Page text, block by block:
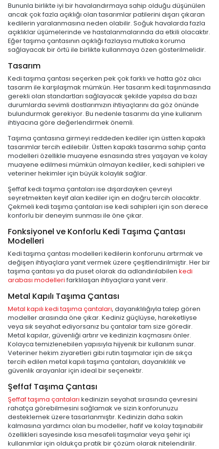
Bununla birlikte iyi bir havalandırmaya sahip olduğu düşünülen
ancak çok fazla açıklığı olan tasarımlar patilerini dışarı çıkaran
kedilerin yaralanmasına neden olabilir. Soğuk havalarda fazla
açıklıklar üşümelerinde ve hastalanmalarında da etkili olacaktır.
Eğer taşıma çantasının açıklığı fazlaysa mutlaka koruma
sağlayacak bir örtü ile birlikte kullanmaya özen gösterilmelidir.
Tasarım
Kedi taşıma çantası seçerken pek çok farklı ve hatta göz alıcı
tasarım ile karşılaşmak mümkün. Her tasarım kedi taşınmasında
gerekli olan standartları sağlayacak şekilde yapılsa da bazı
durumlarda sevimli dostlarımızın ihtiyaçlarını da göz önünde
bulundurmak gerekiyor. Bu nedenle tasarımı da yine kullanım
ihtiyacına göre değerlendirmek önemli.
Taşıma çantasına girmeyi reddeden kediler için üstten kapaklı
tasarımlar tercih edilebilir. Üstten kapaklı tasarıma sahip çanta
modelleri özellikle muayene esnasında stres yaşayan ve kolay
muayene edilmesi mümkün olmayan kediler, kedi sahipleri ve
veteriner hekimler için büyük kolaylık sağlar.
Şeffaf kedi taşıma çantaları ise dışardayken çevreyi
seyretmekten keyif alan kediler için en doğru tercih olacaktır.
Çekmeli kedi taşıma çantaları ise kedi sahipleri için son derece
konforlu bir deneyim sunması ile öne çıkar.
Fonksiyonel ve Konforlu Kedi Taşıma Çantası
Modelleri
Kedi taşıma çantası modelleri kedilerin konforunu artırmak ve
değişen ihtiyaçlara yanıt vermek üzere çeşitlendirilmiştir. Her bir
taşıma çantası ya da puset olarak da adlandırılabilen kedi
arabası modelleri farklılaşan ihtiyaçlara yanıt verir.
Metal Kapılı Taşıma Çantası
Metal kapılı kedi taşıma çantaları, dayanıklılığıyla talep gören
modeller arasında öne çıkar. Kediniz güçlüyse, hareketliyse
veya sık seyahat ediyorsanız bu çantalar tam size göredir.
Metal kapılar, güvenliği artırır ve kedinizin kaçmasını önler.
Kolayca temizlenebilen yapısıyla hijyenik bir kullanım sunar.
Veteriner hekim ziyaretleri gibi rutin taşımalar için de sıkça
tercih edilen metal kapılı taşıma çantaları, dayanıklılık ve
güvenlik arayanlar için ideal bir seçenektir.
Şeffaf Taşıma Çantası
Şeffaf taşıma çantaları kedinizin seyahat sırasında çevresini
rahatça görebilmesini sağlamak ve sizin konforunuzu
desteklemek üzere tasarlanmıştır. Kedinizin daha sakin
kalmasına yardımcı olan bu modeller, hafif ve kolay taşınabilir
özellikleri sayesinde kısa mesafeli taşımalar veya şehir içi
kullanımlar için oldukça pratik bir çözüm olarak nitelendirilir.